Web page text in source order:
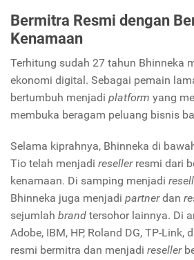
Bermitra Resmi dengan
Kenamaan
Terhitung sudah 27 tahun Bhinneka
ekonomi digital. Sebagai pemain
bertumbuh menjadi platform yang
membuka beragam peluang bisnis
Selama kiprahnya, Bhinneka di
Tio telah menjadi resellerresmi dari
kenamaan. Di samping menjadi
Bhinneka juga menjadi partnerdan
sejumlah brand tersohor lainnya. Di
Adobe, IBM, HP, Roland DG, TP-Link,
resmi bermitra dan menjadi reseller